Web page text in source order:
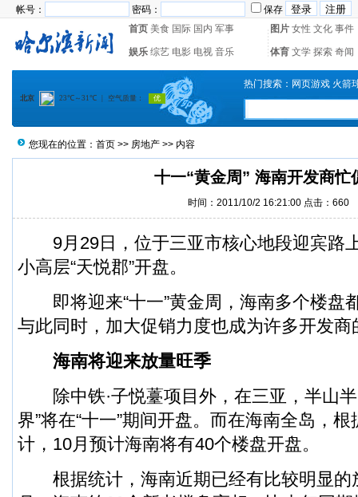
帐号： 密码：
保存
首页 美食 国际 国内 军事 图片 女性 文化 事件
娱乐 综艺 电影 电视 音乐 体育 文学 探索 奇闻
热门搜索： 网页游戏 火箭
您现在的位置： 首页 >> 房地产 >> 内容
十一“黄金周” 海南开发商忙
时间：2011/10/2 16:21:00 点击： 660
9月29日，位于三亚市核心地段迎宾路
小高层“天悦郡”开盘。
即将迎来“十一”黄金周，海南多个楼盘
与此同时，加大促销力度也成为许多开发商
海南将迎来放量旺季
除中铁·子悦薹项目外，在三亚，半山半
界”将在“十一”期间开盘。而在海南全岛，
计，10月预计海南将有40个楼盘开盘。
根据统计，海南近期已经有比较明显的